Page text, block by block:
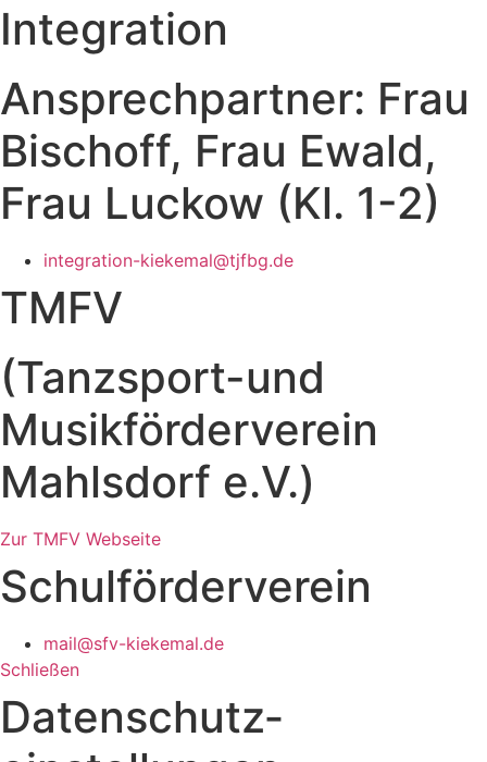
Integration
Ansprechpartner: Frau
Bischoff, Frau Ewald,
Frau Luckow (Kl. 1-2)
integration-kiekemal@tjfbg.de
TMFV
(Tanzsport-und
Musikförderverein
Mahlsdorf e.V.)
Zur TMFV Webseite
Schulförderverein
mail@sfv-kiekemal.de
Schließen
Datenschutz­